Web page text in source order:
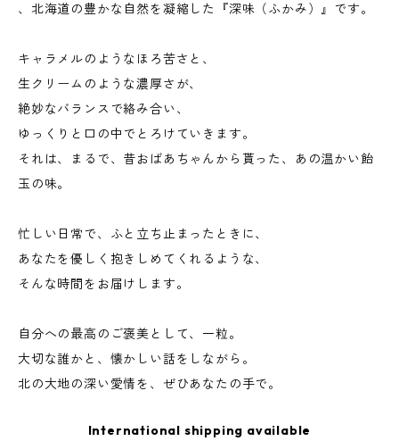
、北海道の豊かな自然を凝縮した『深味（ふかみ）』です。
キャラメルのようなほろ苦さと、
生クリームのような濃厚さが、
絶妙なバランスで絡み合い、
ゆっくりと口の中でとろけていきます。
それは、まるで、昔おばあちゃんから貰った、あの温かい飴
玉の味。
忙しい日常で、ふと立ち止まったときに、
あなたを優しく抱きしめてくれるような、
そんな時間をお届けします。
自分への最高のご褒美として、一粒。
大切な誰かと、懐かしい話をしながら。
北の大地の深い愛情を、ぜひあなたの手で。
International shipping available